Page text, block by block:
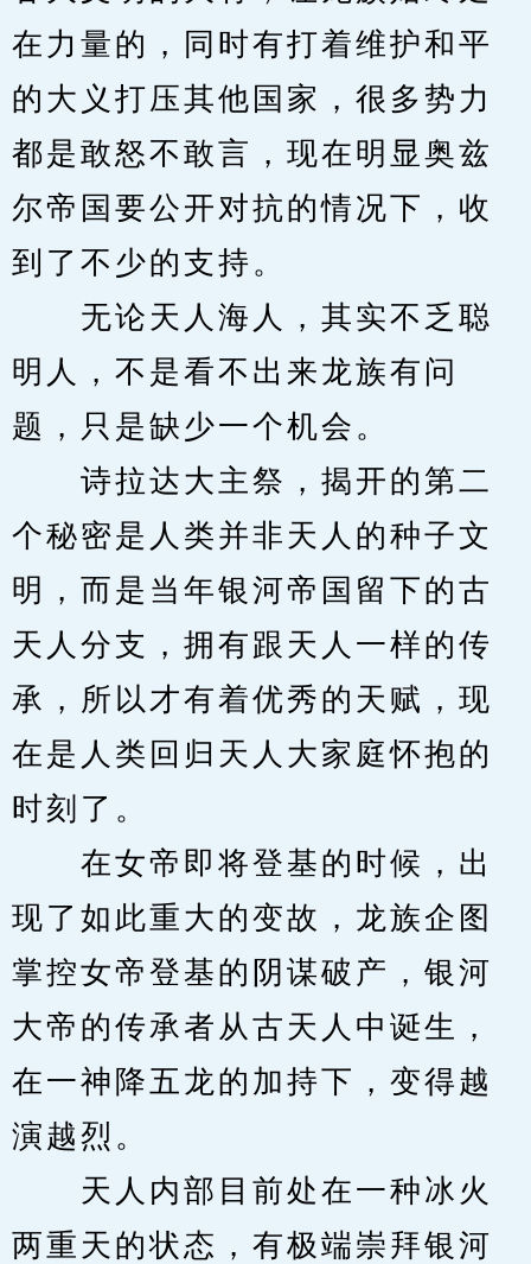
在力量的，同时有打着维护和平
的大义打压其他国家，很多势力
都是敢怒不敢言，现在明显奥兹
尔帝国要公开对抗的情况下，收
到了不少的支持。
无论天人海人，其实不乏聪
明人，不是看不出来龙族有问
题，只是缺少一个机会。
诗拉达大主祭，揭开的第二
个秘密是人类并非天人的种子文
明，而是当年银河帝国留下的古
天人分支，拥有跟天人一样的传
承，所以才有着优秀的天赋，现
在是人类回归天人大家庭怀抱的
时刻了。
在女帝即将登基的时候，出
现了如此重大的变故，龙族企图
掌控女帝登基的阴谋破产，银河
大帝的传承者从古天人中诞生，
在一神降五龙的加持下，变得越
演越烈。
天人内部目前处在一种冰火
两重天的状态，有极端崇拜银河